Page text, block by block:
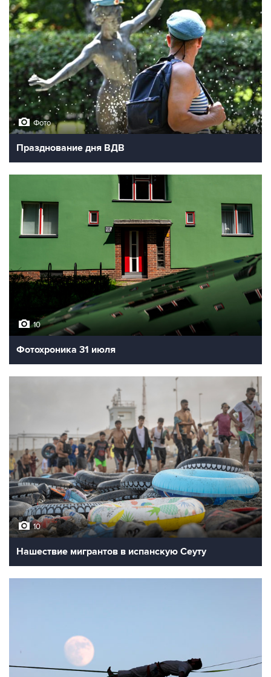
Фото
Празднование дня ВДВ
10
Фотохроника 31 июля
10
Нашествие мигрантов в испанскую Сеуту